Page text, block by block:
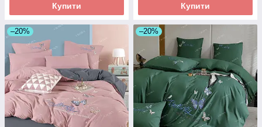
Купити Купити
–20% –20%